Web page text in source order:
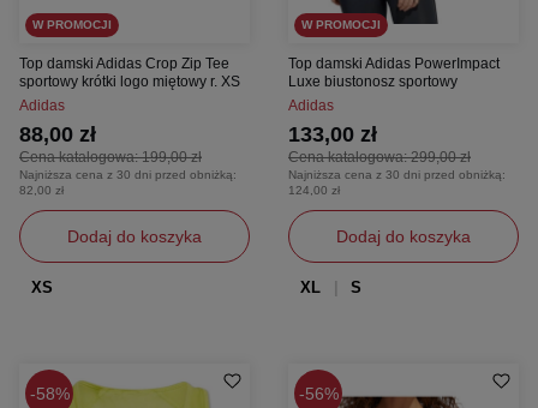
W PROMOCJI
Top damski Adidas Crop Zip Tee
sportowy krótki logo miętowy r. XS
Adidas
Cena katalogowa:199,00 zł
88,00 zł
Najniższa cena z 30 dni przed obniżką:
82,00 zł
Dodaj do koszyka
XS
W PROMOCJI
Top damski Adidas PowerImpact
Luxe biustonosz sportowy
Adidas
Cena katalogowa:299,00 zł
133,00 zł
Najniższa cena z 30 dni przed obniżką:
124,00 zł
Dodaj do koszyka
XL S
58% 56%